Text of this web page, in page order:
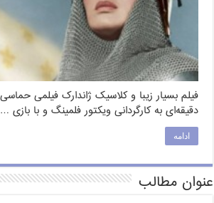
دقیقه‌ای به کارگردانی ویکتور فلمینگ و با بازی …
ادامه
عنوان مطالب